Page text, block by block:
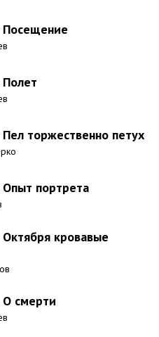
Посещение
торжественно петух
портрета
кровавые
смерти